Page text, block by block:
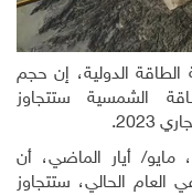
الطاقة الدولية، إن حجم
الشمسية ستتجاوز
أيار الماضي، أن
العام الحالي، ستتجاوز